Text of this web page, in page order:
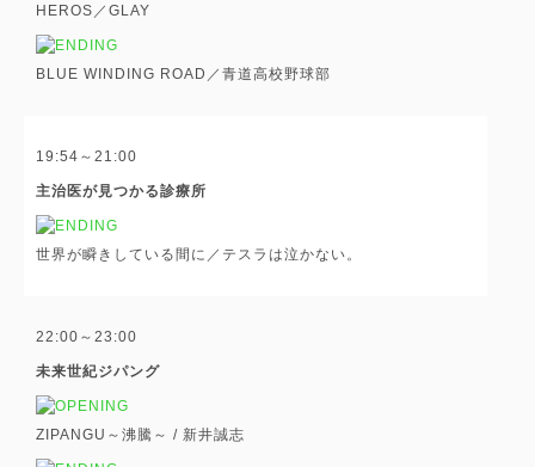
HEROS／GLAY
BLUE WINDING ROAD／青道高校野球部
19:54～21:00
主治医が見つかる診療所
世界が瞬きしている間に／テスラは泣かない。
22:00～23:00
未来世紀ジパング
ZIPANGU～沸騰～ / 新井誠志